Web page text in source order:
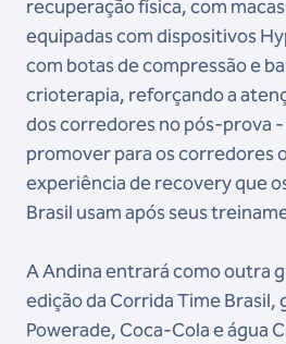
recuperação física, com
equipadas com dispositivos
com botas de compressão e
crioterapia, reforçando a
dos corredores no pós-prova
promover para os corredores
experiência de recovery que
Brasil usam após seus
A Andina entrará como outra
edição da Corrida Time
Powerade, Coca-Cola e água